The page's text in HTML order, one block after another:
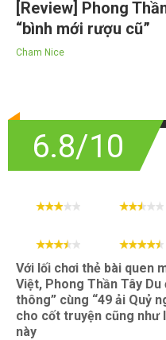
[Review] Phong
“bình mới rượu cũ”
Cham Nice
6.8/10
Với lối chơi thẻ bài quen
Việt, Phong Thần Tây
thông” cùng “49 ải Quỷ
cho cốt truyện cũng như
này